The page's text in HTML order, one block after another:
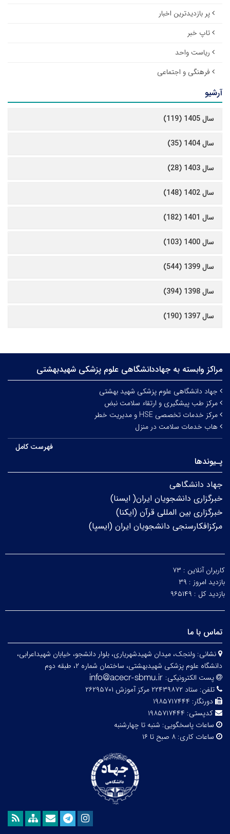
پر بازدیدترین اخبار
تاپ خبر
ریاست واحد
فرهنگی و اجتماعی
آرشیو
سال 1405 (119)
سال 1404 (35)
سال 1403 (28)
سال 1402 (148)
سال 1401 (182)
سال 1400 (103)
سال 1399 (544)
سال 1398 (394)
سال 1397 (190)
مراکز وابسته به جهاددانشگاهی علوم‌ پزشکی شهیدبهشتی
جهاد دانشگاهی علوم پزشکی شهید بهشتی
مرکز طب پیشگیری و ارتقاء سلامت نبض
مرکز خدمات تخصصی HSE و مدیریت خطر
هاب خدمات سلامت در منزل
فهرست کامل
پـیوندها
جهاد دانشگاهی
خبرگزاری دانشجویان ایران( ایسنا)
خبرگزاری بین المللی قرآن (ایکنا)
مرکزافکارسنجی دانشجویان ایران (ایسپا)
کاربران آنلاین : ۷۳
بازدید امروز : ۳۹
بازدید کل : ۹۶۵۱۴۹
تماس با ما
نشانی: ولنجک، میدان شهیدشهریاری، بلوار دانشجو، خیابان شهیداعرابی،
دانشگاه علوم پزشکی شهیدبهشتی، ساختمان شماره ۲، طبقه دوم
پست الکترونیکی:
تلفن: ستاد ۲۲۴۳۹۸۷۲ مرکز آموزش ۲۶۲۹۵۷۰۱
دورنگار: ۱۹۸۵۷۱۷۴۴۴
کدپستی: ۱۹۸۵۷۱۷۴۴۴
ساعات پاسخگویی: شنبه تا چهارشنبه
ساعات کاری: ۸ صبح تا ۱۶